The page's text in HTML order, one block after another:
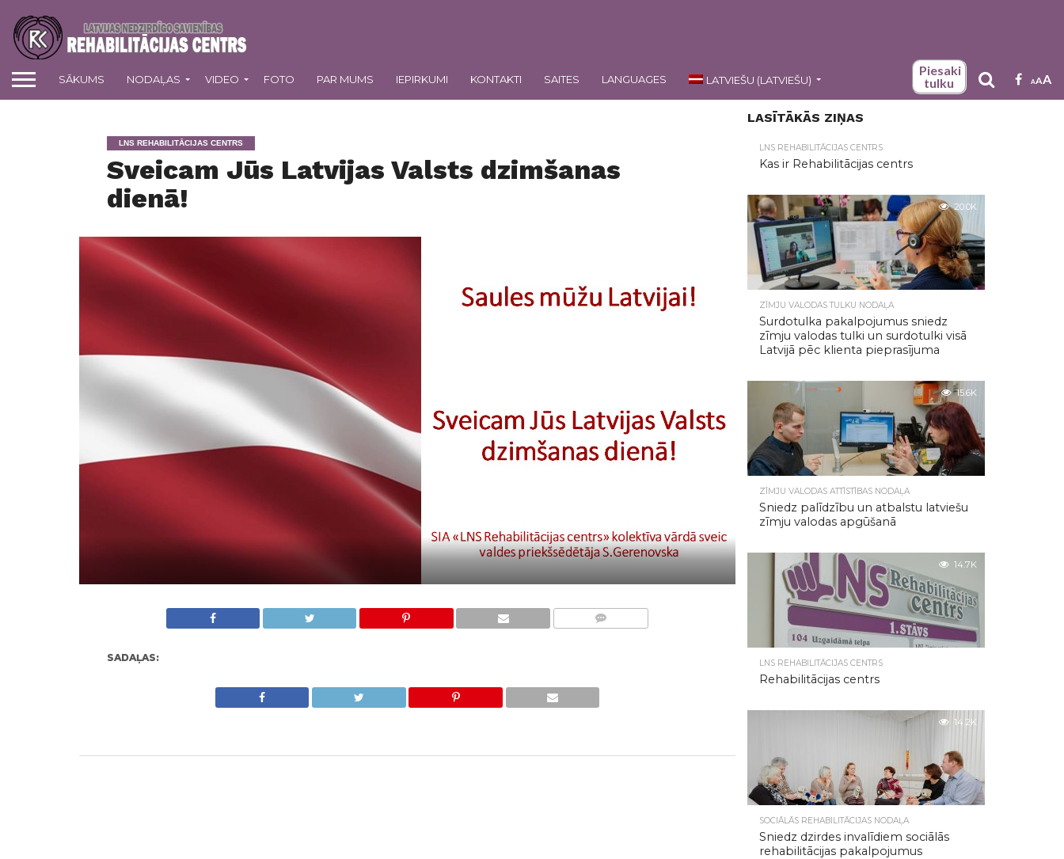
SĀKUMS NODAĻAS VIDEO FOTO PAR MUMS IEPIRKUMI KONTAKTI SAITES LANGUAGES LATVIEŠU (LATVIEŠU)
Piesaki
tulku
AAA
LNS REHABILITĀCIJAS CENTRS
Sveicam Jūs Latvijas Valsts dzimšanas
dienā!
SADAĻAS:
LASĪTĀKĀS ZIŅAS
LNS REHABILITĀCIJAS CENTRS
Kas ir Rehabilitācijas centrs
20.0K
ZĪMJU VALODAS TULKU NODAĻA
Surdotulka pakalpojumus sniedz
zīmju valodas tulki un surdotulki visā
Latvijā pēc klienta pieprasījuma
15.6K
ZĪMJU VALODAS ATTĪSTĪBAS NODAĻA
Sniedz palīdzību un atbalstu latviešu
zīmju valodas apgūšanā
14.7K
LNS REHABILITĀCIJAS CENTRS
Rehabilitācijas centrs
14.2K
SOCIĀLĀS REHABILITĀCIJAS NODAĻA
Sniedz dzirdes invalīdiem sociālās
rehabilitācijas pakalpojumus